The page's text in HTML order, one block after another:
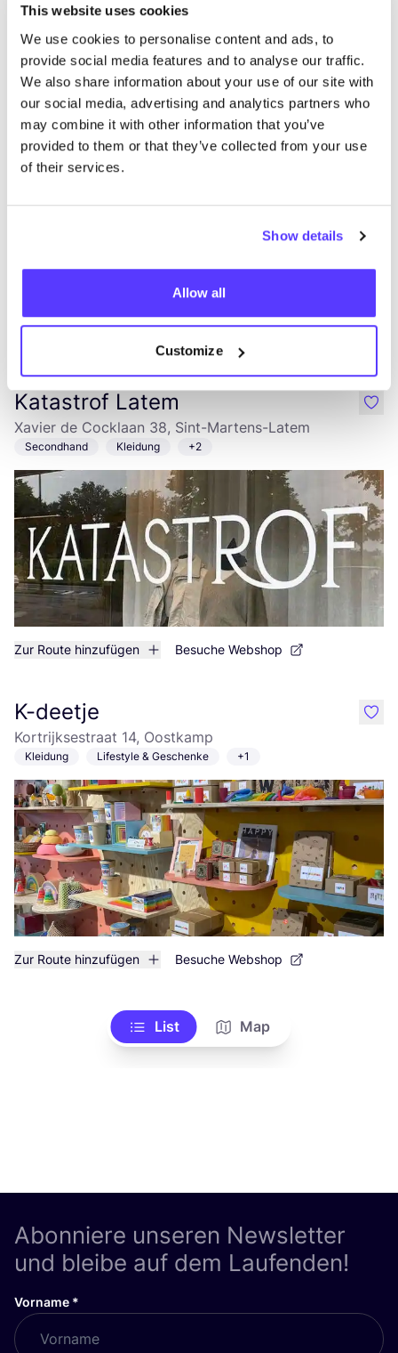
This website uses cookies
We use cookies to personalise content and ads, to
provide social media features and to analyse our traffic.
We also share information about your use of our site with
our social media, advertising and analytics partners who
may combine it with other information that you’ve
provided to them or that they’ve collected from your use
of their services.
Show details
Allow all
Customize
Optiek Uniek
Kortrijkstraat 78, Tielt
Brillen
Katastrof Latem
Xavier de Cocklaan 38, Sint-Martens-Latem
Secondhand Kleidung +2
Zur Route hinzufügen Besuche Webshop
like
K-deetje
Kortrijksestraat 14, Oostkamp
Kleidung Lifestyle & Geschenke +1
Zur Route hinzufügen Besuche Webshop
like
List Map
Abonniere unseren Newsletter
und bleibe auf dem Laufenden!
Vorname *